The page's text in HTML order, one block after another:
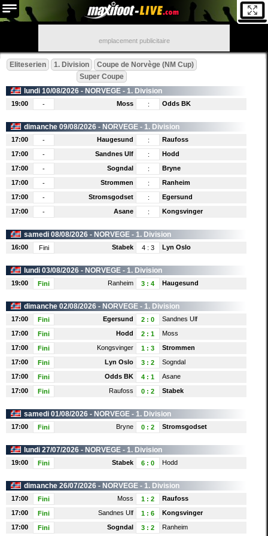
emplacement publicitaire
Eliteserien 1. Division
Coupe de Norvège (NM Cup)
Super Coupe
lundi 10/08/2026 - NORVEGE - 1. Division
19:00 - Moss : Odds BK
dimanche 09/08/2026 - NORVEGE - 1. Division
17:00 - Haugesund :
Raufoss
17:00
- Sandnes Ulf :
Hodd
17:00
- Sogndal :
Bryne
17:00
- Strommen :
Ranheim
17:00
- Stromsgodset :
Egersund
17:00
- Asane : Kongsvinger
samedi 08/08/2026 - NORVEGE - 1. Division
16:00 Fini Stabek 4: 3 Lyn Oslo
lundi 03/08/2026 - NORVEGE - 1. Division
19:00 Fini Ranheim 3 : 4 Haugesund
dimanche 02/08/2026 - NORVEGE - 1. Division
17:00 Fini Egersund 2 : 0
Sandnes Ulf
17:00
Fini Hodd 2 : 1
Moss
17:00
Fini Kongsvinger 1 : 3
Strommen
17:00
Fini Lyn Oslo 3 : 2
Sogndal
17:00
Fini Odds BK 4 : 1
Asane
17:00
Fini Raufoss 0 : 2 Stabek
samedi 01/08/2026 - NORVEGE - 1. Division
17:00 Fini Bryne 0 : 2 Stromsgodset
lundi 27/07/2026 - NORVEGE - 1. Division
19:00 Fini Stabek 6 : 0 Hodd
dimanche 26/07/2026 - NORVEGE - 1. Division
17:00 Fini Moss 1 : 2
Raufoss
17:00
Fini Sandnes Ulf 1 : 6
Kongsvinger
17:00
Fini Sogndal 3 : 2 Ranheim